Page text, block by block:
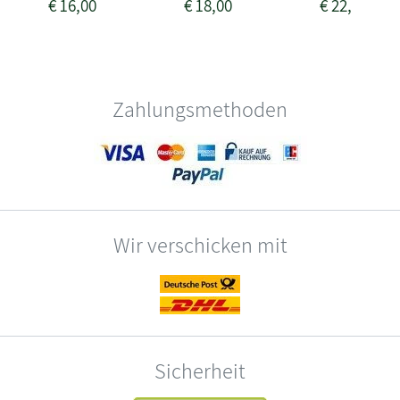
€16,00 €18,00 €22,00
Zahlungsmethoden
Wir verschicken mit
Sicherheit